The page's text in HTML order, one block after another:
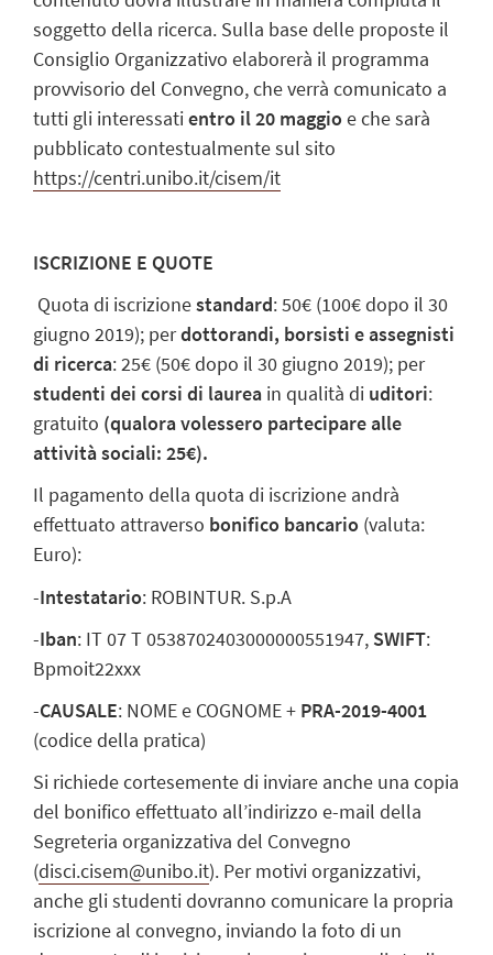
soggetto della ricerca. Sulla base delle proposte il
Consiglio Organizzativo elaborerà il programma
provvisorio del Convegno, che verrà comunicato a
tutti gli interessatientro il 20 maggioe che sarà
pubblicato contestualmente sul sito
https://centri.unibo.it/cisem/it
ISCRIZIONE E QUOTE
Quota di iscrizionestandard: 50€ (100€ dopo il 30
giugno 2019); perdottorandi, borsisti e assegnisti
di ricerca: 25€ (50€ dopo il 30 giugno 2019); per
studenti dei corsi di laurea in qualità di uditori:
gratuito (qualora volessero partecipare alle
attività sociali: 25€).
Il pagamento della quota di iscrizione andrà
effettuato attraverso bonifico bancario (valuta:
Euro):
-Intestatario: ROBINTUR. S.p.A
-Iban: IT 07 T 0538702403000000551947, SWIFT:
Bpmoit22xxx
-CAUSALE: NOME e COGNOME + PRA-2019-4001
(codice della pratica)
Si richiede cortesemente di inviare anche una copia
del bonifico effettuato all’indirizzo e-mail della
Segreteria organizzativa del Convegno
(disci.cisem@unibo.it). Per motivi organizzativi,
anche gli studenti dovranno comunicare la propria
iscrizione al convegno, inviando la foto di un